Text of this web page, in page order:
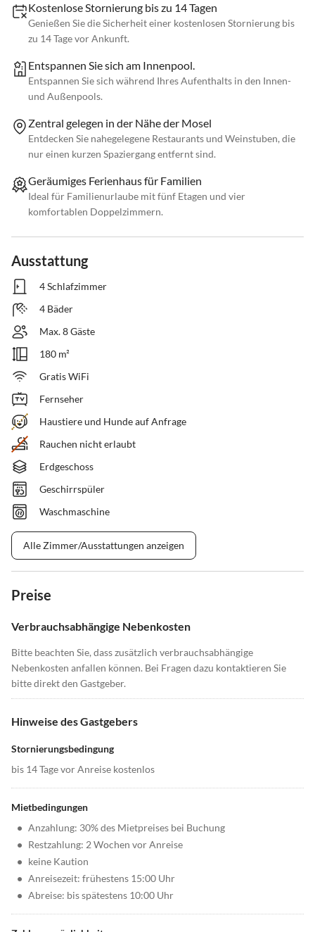
Kostenlose Stornierung bis zu 14 Tagen
Genießen Sie die Sicherheit einer kostenlosen Stornierung bis
zu 14 Tage vor Ankunft.
Entspannen Sie sich am Innenpool.
Entspannen Sie sich während Ihres Aufenthalts in den Innen-
und Außenpools.
Zentral gelegen in der Nähe der Mosel
Entdecken Sie nahegelegene Restaurants und Weinstuben, die
nur einen kurzen Spaziergang entfernt sind.
Geräumiges Ferienhaus für Familien
Ideal für Familienurlaube mit fünf Etagen und vier
komfortablen Doppelzimmern.
Ausstattung
4 Schlafzimmer
4 Bäder
Max. 8 Gäste
180 m²
Gratis WiFi
Fernseher
Haustiere und Hunde auf Anfrage
Rauchen nicht erlaubt
Erdgeschoss
Geschirrspüler
Waschmaschine
Alle Zimmer/Ausstattungen anzeigen
Preise
Verbrauchsabhängige Nebenkosten
Bitte beachten Sie, dass zusätzlich verbrauchsabhängige
Nebenkosten anfallen können. Bei Fragen dazu kontaktieren Sie
bitte direkt den Gastgeber.
Hinweise des Gastgebers
Stornierungsbedingung
bis 14 Tage vor Anreise kostenlos
Mietbedingungen
• Anzahlung: 30% des Mietpreises bei Buchung
• Restzahlung: 2 Wochen vor Anreise
• keine Kaution
• Anreisezeit: frühestens 15:00 Uhr
• Abreise: bis spätestens 10:00 Uhr